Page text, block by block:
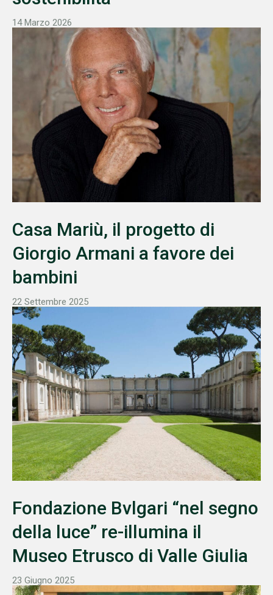
14 Marzo 2026
Casa Mariù, il progetto di
Giorgio Armani a favore dei
bambini
22 Settembre 2025
Fondazione Bvlgari “nel segno
della luce” re-illumina il
Museo Etrusco di Valle Giulia
23 Giugno 2025